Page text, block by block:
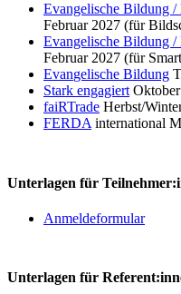
Evangelische Bildung /
Februar 2027 (für
Evangelische Bildung /
Februar 2027 (für
Evangelische Bildung
Stark engagiertOktober
faiRTrade Herbst/
FERDAinternational
Unterlagen für
Anmeldeformular
Unterlagen für